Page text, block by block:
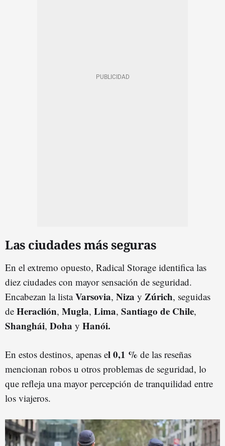
Las ciudades más seguras
En el extremo opuesto, Radical Storage identifica las
diez ciudades con mayor sensación de seguridad.
Encabezan la listaVarsovia, Niza y Zúrich, seguidas
de Heraclión, Mugla, Lima, Santiago de Chile,
Shanghái, Doha y Hanói.
En estos destinos, apenas el 0,1 % de las reseñas
mencionan robos u otros problemas de seguridad, lo
que refleja una mayor percepción de tranquilidad entre
los viajeros.